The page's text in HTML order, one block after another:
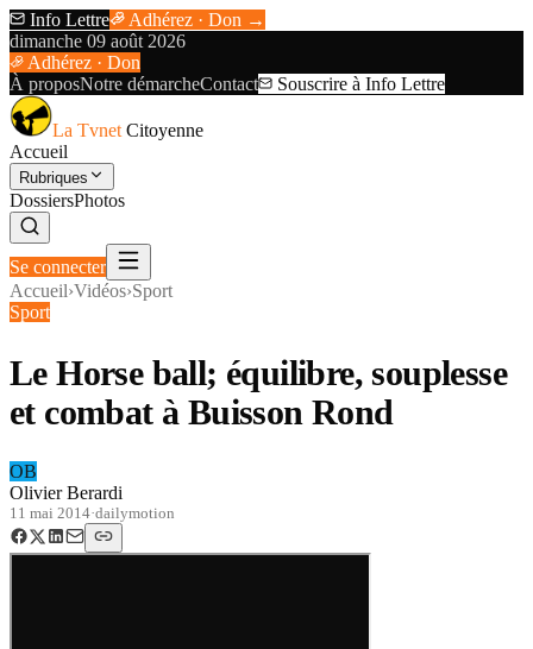
Info Lettre
Adhérez · Don →
dimanche 09 août 2026
Adhérez · Don
À proposNotre démarcheContact Souscrire à Info Lettre
La Tvnet Citoyenne
Accueil
Rubriques
DossiersPhotos
Se connecter
Accueil›Vidéos›Sport
Sport
Le Horse ball; équilibre, souplesse
et combat à Buisson Rond
OB
Olivier Berardi
11 mai 2014·dailymotion